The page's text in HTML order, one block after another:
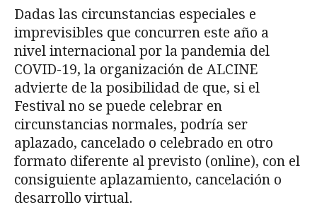
Dadas las circunstancias especiales e
imprevisibles que concurren este año a
nivel internacional por la pandemia del
COVID-19, la organización de ALCINE
advierte de la posibilidad de que, si el
Festival no se puede celebrar en
circunstancias normales, podría ser
aplazado, cancelado o celebrado en otro
formato diferente al previsto (online), con el
consiguiente aplazamiento, cancelación o
desarrollo virtual.